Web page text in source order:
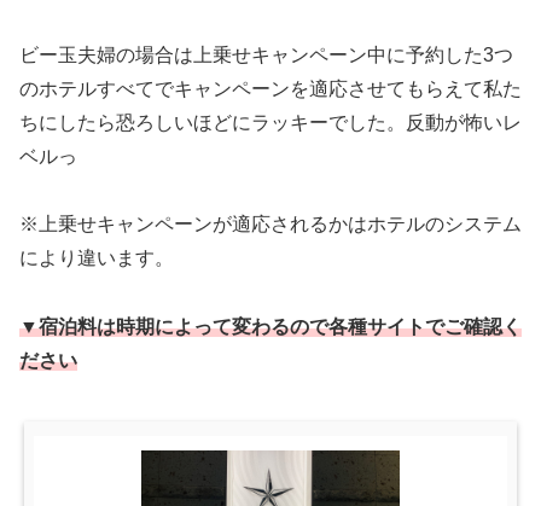
ビー玉夫婦の場合は上乗せキャンペーン中に予約した3つ
のホテルすべてでキャンペーンを適応させてもらえて私た
ちにしたら恐ろしいほどにラッキーでした。反動が怖いレ
ベルっ
※上乗せキャンペーンが適応されるかはホテルのシステム
により違います。
▼宿泊料は時期によって変わるので各種サイトでご確認く
ださい